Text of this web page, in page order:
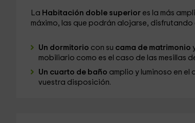
La Habitación doble superiores la más
máximo, las que podrán alojarse,
Un dormitorio con su cama de matrimonio
mobiliario como es el caso de las mesillas
Un cuarto de baño amplio y luminoso en el
vuestra disposición.